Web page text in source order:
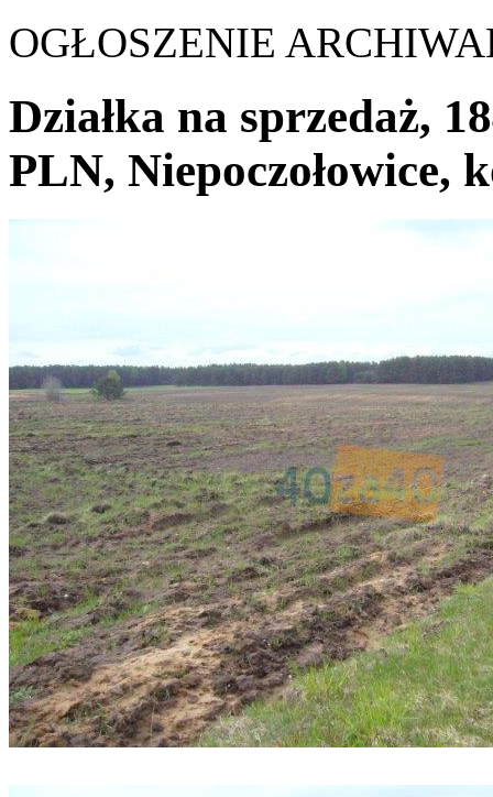
OGŁOSZENIE
Działka na sprzedaż,
PLN, Niepoczołowice,